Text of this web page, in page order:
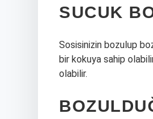
SUCUK
Sosisinizin bozulup
bir kokuya sahip
olabilir.